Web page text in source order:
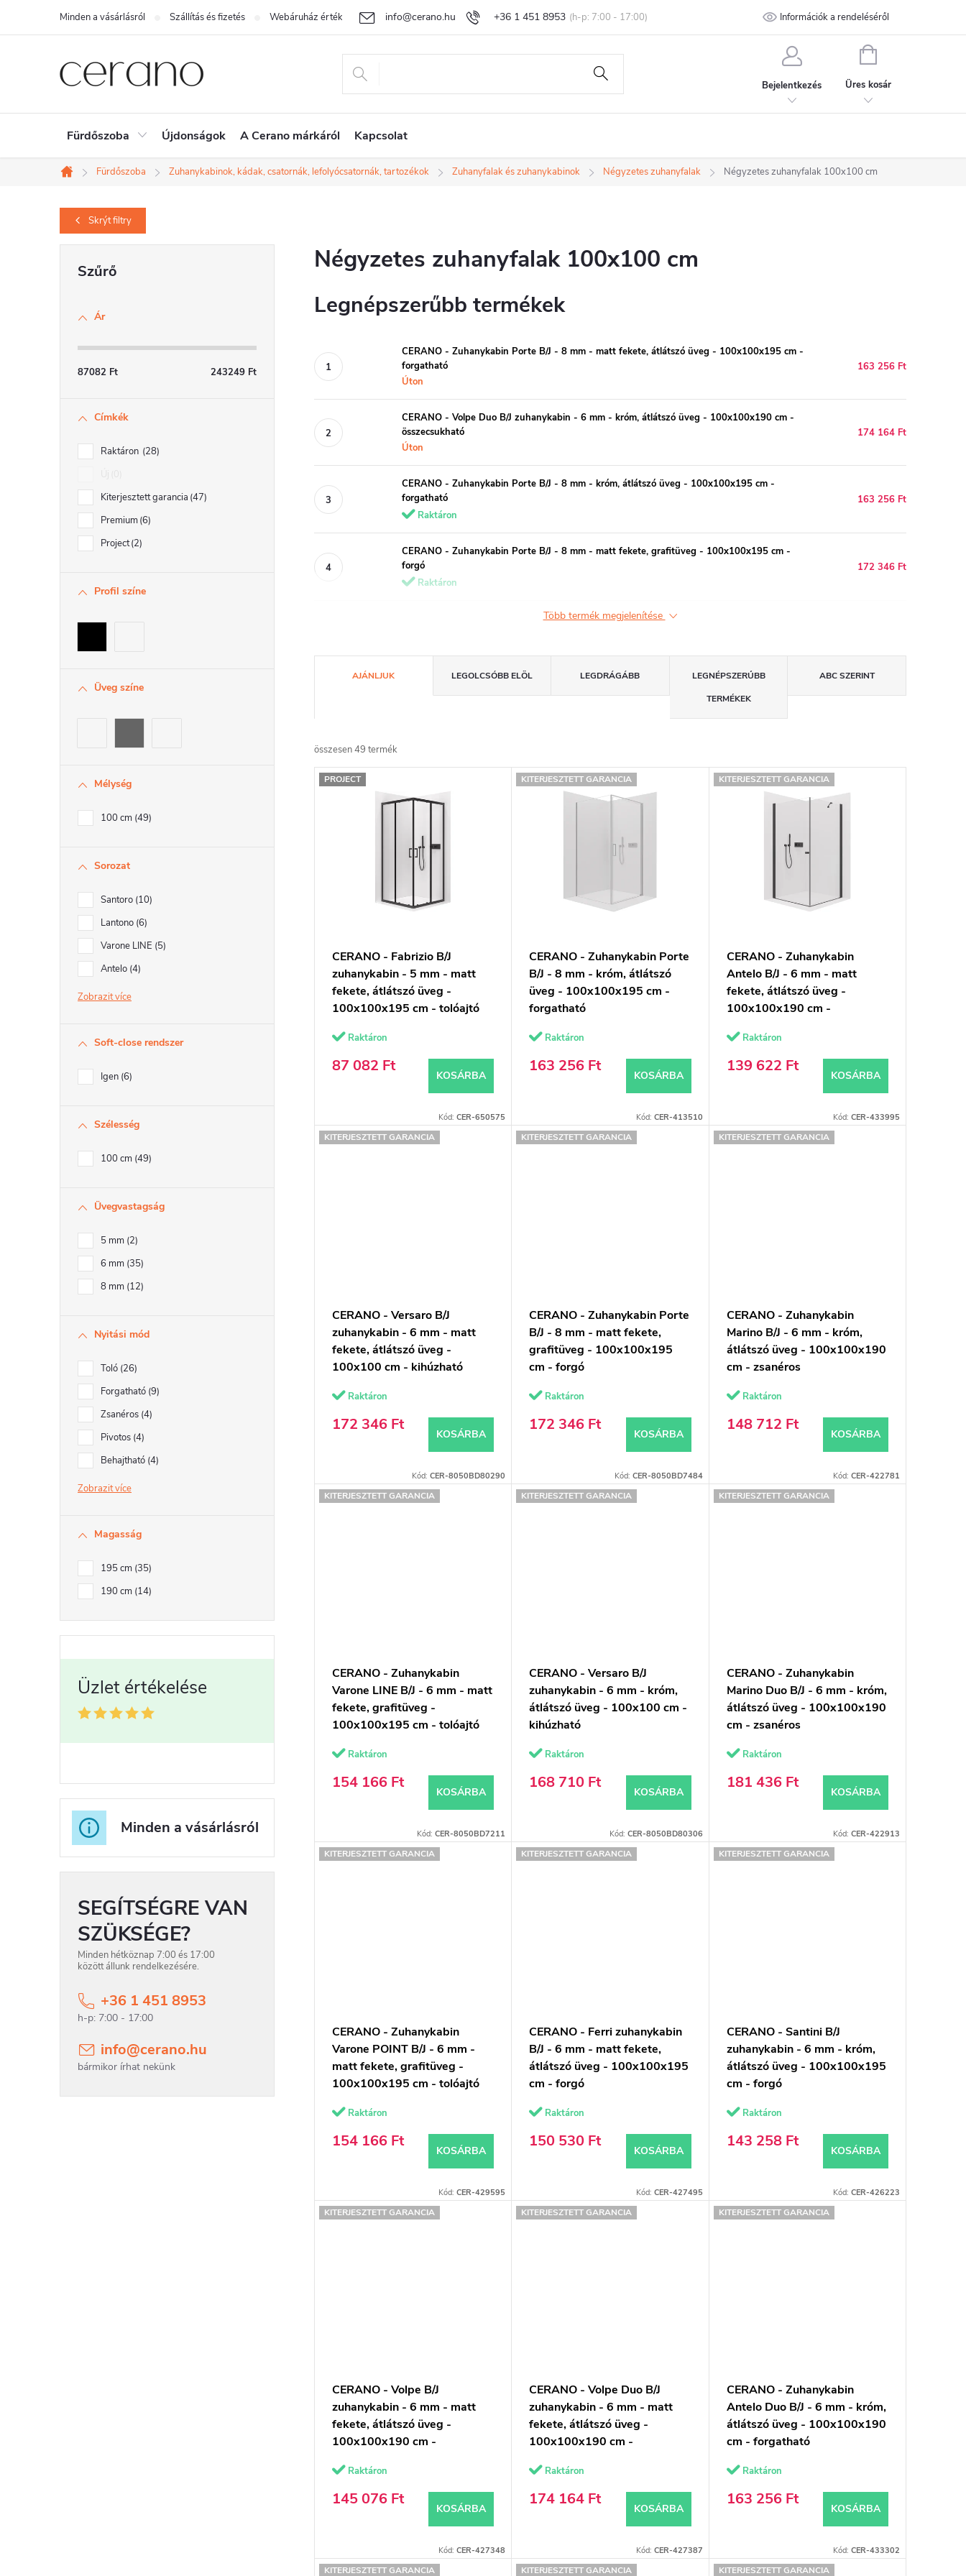
tartalomhoz
+36 1 451 8953
info@cerano.hu
Minden a vásárlásról Szállítás és fizetés Webáruház értékelése Egyedi árazás Áru visszaküldése és reklamáció Általános Szerződési Feltételek Adatvédelmi feltételek
Információk a rendeléséről
Bejelentkezés
KOSÁR
Üres kosár
Fürdőszoba Újdonságok A Cerano márkáról Kapcsolat
Kezdőlap
Fürdőszoba Zuhanykabinok, kádak, csatornák, lefolyócsatornák, tartozékok Zuhanyfalak és zuhanykabinok Négyzetes zuhanyfalak Négyzetes zuhanyfalak 100x100 cm
Skrýtfiltry
Ár
87082 Ft 243249 Ft
Címkék
Raktáron 28
Kiterjesztett garancia 47
Premium 6
Project 2
Profil színe
Üveg színe
Mélység
100 cm 49
Sorozat
Santoro 10
Lantono 6
Varone LINE 5
Antelo 4
Zobrazit
Soft-close rendszer
Igen 6
Szélesség
100 cm 49
Üvegvastagság
5 mm 2
6 mm 35
8 mm 12
Nyitási mód
Toló 26
Forgatható 9
Zsanéros 4
Pivotos 4
Behajtható 4
Zobrazit
Magasság
195 cm 35
190 cm 14
Minden a vásárlásról
SEGÍTSÉGRE VAN
SZÜKSÉGE?
Minden hétköznap 7:00 és 17:00
között állunk rendelkezésére.
info@cerano.hu
+36 1 451 8953
Négyzetes zuhanyfalak 100x100 cm
Legnépszerűbb termékek
CERANO - Zuhanykabin Porte B/J - 8 mm - matt fekete, átlátszó üveg - 100x100x195 cm -
forgatható
Úton
163 256 Ft
CERANO - Volpe Duo B/J zuhanykabin - 6 mm - króm, átlátszó üveg - 100x100x190 cm -
összecsukható
Úton
174 164 Ft
CERANO - Zuhanykabin Porte B/J - 8 mm - króm, átlátszó üveg - 100x100x195 cm -
forgatható
Raktáron
163 256 Ft
CERANO - Zuhanykabin Porte B/J - 8 mm - matt fekete, grafitüveg - 100x100x195 cm -
forgó
Raktáron
172 346 Ft
Több termék megjelenítése
r
m
é
e
AJÁNLJUK LEGOLCSÓBB ELÖL LEGDRÁGÁBB
LEGNÉPSZERŰBB
TERMÉKEK
ABC SZERINT
összesen49 termék
TPROJECT
CERANO - Fabrizio B/J
zuhanykabin - 5 mm - matt
fekete, átlátszó üveg -
100x100x195 cm - tolóajtó
Raktáron
87 082 Ft
KOSÁRBA
Kód:CER-650575
KITERJESZTETT GARANCIA
CERANO - Zuhanykabin Porte
B/J - 8 mm - króm, átlátszó
üveg - 100x100x195 cm -
forgatható
Raktáron
163 256 Ft
KOSÁRBA
Kód: CER-413510
KITERJESZTETT GARANCIA
CERANO - Zuhanykabin
Antelo B/J - 6 mm - matt
fekete, átlátszó üveg -
100x100x190 cm -
Raktáron
139 622 Ft
KOSÁRBA
Kód: CER-433995
KITERJESZTETT GARANCIA
CERANO - Versaro B/J
zuhanykabin - 6 mm - matt
fekete, átlátszó üveg -
100x100 cm - kihúzható
Raktáron
172 346 Ft
KOSÁRBA
Kód:CER-8050BD80290
KITERJESZTETT GARANCIA
CERANO - Zuhanykabin Porte
B/J - 8 mm - matt fekete,
grafitüveg - 100x100x195
cm - forgó
Raktáron
172 346 Ft
KOSÁRBA
Kód: CER-8050BD7484
KITERJESZTETT GARANCIA
CERANO - Zuhanykabin
Marino B/J - 6 mm - króm,
átlátszó üveg - 100x100x190
cm - zsanéros
Raktáron
148 712 Ft
KOSÁRBA
Kód: CER-422781
KITERJESZTETT GARANCIA
CERANO - Zuhanykabin
Varone LINE B/J - 6 mm - matt
fekete, grafitüveg -
100x100x195 cm - tolóajtó
Raktáron
154 166 Ft
KOSÁRBA
Kód:CER-8050BD7211
KITERJESZTETT GARANCIA
CERANO - Versaro B/J
zuhanykabin - 6 mm - króm,
átlátszó üveg - 100x100 cm -
kihúzható
Raktáron
168 710 Ft
KOSÁRBA
Kód: CER-8050BD80306
KITERJESZTETT GARANCIA
CERANO - Zuhanykabin
Marino Duo B/J - 6 mm - króm,
átlátszó üveg - 100x100x190
cm - zsanéros
Raktáron
181 436 Ft
KOSÁRBA
Kód: CER-422913
KITERJESZTETT GARANCIA
CERANO - Zuhanykabin
Varone POINT B/J - 6 mm -
matt fekete, grafitüveg -
100x100x195 cm - tolóajtó
Raktáron
154 166 Ft
KOSÁRBA
Kód:CER-429595
KITERJESZTETT GARANCIA
CERANO - Ferri zuhanykabin
B/J - 6 mm - matt fekete,
átlátszó üveg - 100x100x195
cm - forgó
Raktáron
150 530 Ft
KOSÁRBA
Kód: CER-427495
KITERJESZTETT GARANCIA
CERANO - Santini B/J
zuhanykabin - 6 mm - króm,
átlátszó üveg - 100x100x195
cm - forgó
Raktáron
143 258 Ft
KOSÁRBA
Kód: CER-426223
KITERJESZTETT GARANCIA
CERANO - Volpe B/J
zuhanykabin - 6 mm - matt
fekete, átlátszó üveg -
100x100x190 cm -
Raktáron
145 076 Ft
KOSÁRBA
Kód:CER-427348
KITERJESZTETT GARANCIA
CERANO - Volpe Duo B/J
zuhanykabin - 6 mm - matt
fekete, átlátszó üveg -
100x100x190 cm -
Raktáron
174 164 Ft
KOSÁRBA
Kód: CER-427387
KITERJESZTETT GARANCIA
CERANO - Zuhanykabin
Antelo Duo B/J - 6 mm - króm,
átlátszó üveg - 100x100x190
cm - forgatható
Raktáron
163 256 Ft
KOSÁRBA
Kód: CER-433302
KITERJESZTETT GARANCIA KITERJESZTETT GARANCIA KITERJESZTETT GARANCIA